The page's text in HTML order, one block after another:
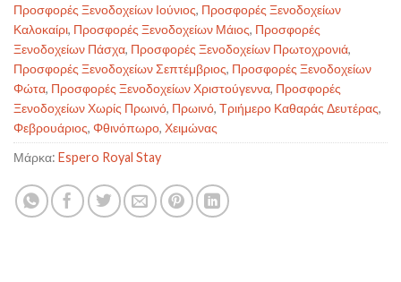
Προσφορές Ξενοδοχείων Ιούνιος, Προσφορές Ξενοδοχείων
Καλοκαίρι, Προσφορές Ξενοδοχείων Μάιος, Προσφορές
Ξενοδοχείων Πάσχα, Προσφορές Ξενοδοχείων Πρωτοχρονιά,
Προσφορές Ξενοδοχείων Σεπτέμβριος, Προσφορές Ξενοδοχείων
Φώτα, Προσφορές Ξενοδοχείων Χριστούγεννα, Προσφορές
Ξενοδοχείων Χωρίς Πρωινό, Πρωινό, Τριήμερο Καθαράς Δευτέρας,
Φεβρουάριος, Φθινόπωρο, Χειμώνας
Μάρκα: Espero Royal Stay